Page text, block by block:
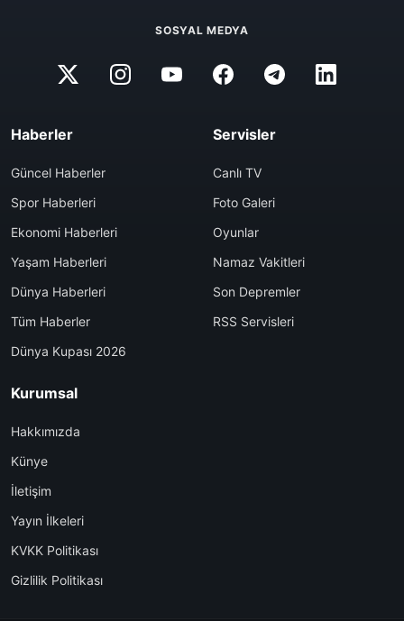
SOSYAL MEDYA
Haberler
Güncel Haberler
Spor Haberleri
Ekonomi Haberleri
Yaşam Haberleri
Dünya Haberleri
Tüm Haberler
Dünya Kupası 2026
Servisler
Canlı TV
Foto Galeri
Oyunlar
Namaz Vakitleri
Son Depremler
RSS Servisleri
Kurumsal
Hakkımızda
Künye
İletişim
Yayın İlkeleri
KVKK Politikası
Gizlilik Politikası